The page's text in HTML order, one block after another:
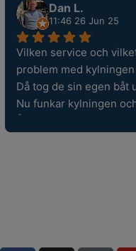
Dan L.
11:46 26 Jun 25
Vilken service och
problem med
Då tog de sin egen båt
Nu funkar kylningen